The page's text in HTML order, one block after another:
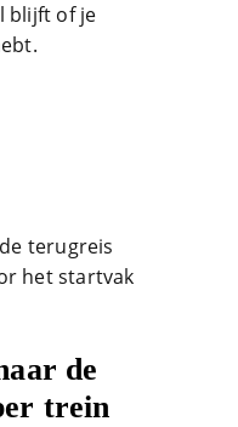
blijft of je
terugreis
het startvak
de
trein